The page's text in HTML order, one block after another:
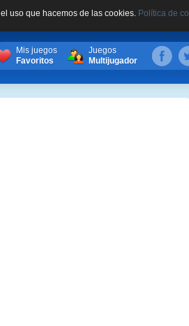
uso que hacemos de las cookies. Política de
Mis juegos
Favoritos
Juegos
Multijugador